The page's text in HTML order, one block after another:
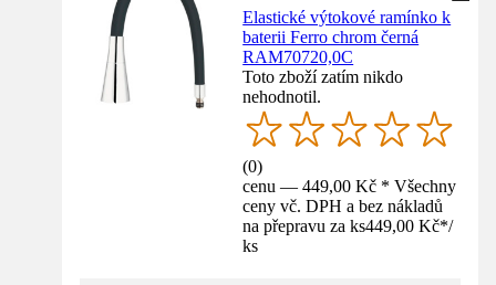
Elastické výtokové ramínko k
baterii Ferro chrom černá
RAM70720,0C
Toto zboží zatím nikdo
nehodnotil.
(0)
cenu — 449,00 Kč * Všechny
ceny vč. DPH a bez nákladů
na přepravu za ks449,00 Kč*/
ks